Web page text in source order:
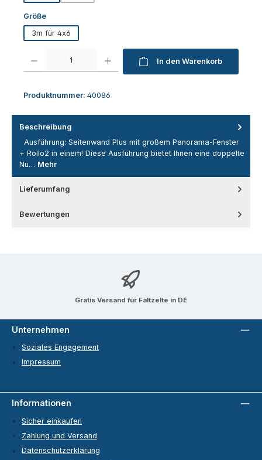
Größeauswählen
3m für 4x6
In den Warenkorb
Produktnummer: 40086
Beschreibung
Ausführung: Seitenwand Plus mit großem Panorama-Fenster
+ Rollo2 in einem! Diese Ausführung bietet Ihnen eine doppelte
Nu… Mehr
Lieferumfang
Bewertungen
Gratis Versand für Faltzelte in DE
Unternehmen
Soziales Engagement
Impressum
Informationen
Sicher einkaufen
Zahlung und Versand
Datenschutzerklärung